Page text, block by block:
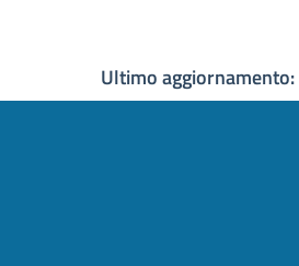
Ultimo aggiornamento: